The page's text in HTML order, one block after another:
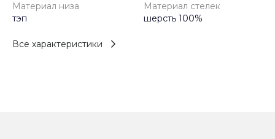
Материал низа
тэп
Материал стелек
шерсть 100%
Все характеристики